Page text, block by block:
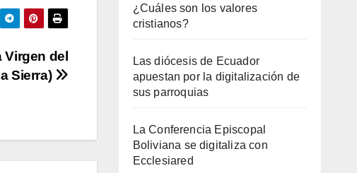
del
Sierra)
¿Cuáles son los valores
cristianos?
Las diócesis de Ecuador
apuestan por la digitalización de
sus parroquias
La Conferencia Episcopal
Boliviana se digitaliza con
Ecclesiared